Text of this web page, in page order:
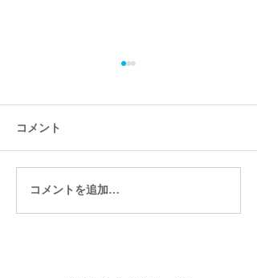
ユーザー向けのモバイル
アプリSpaces by Wix
コメント
コメントを追加…